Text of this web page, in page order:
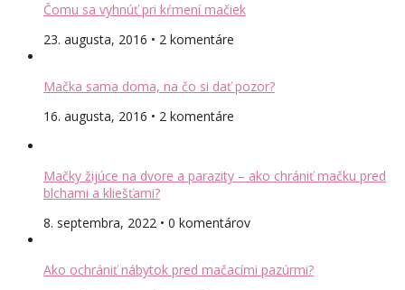
Čomu sa vyhnúť pri kŕmení mačiek
23. augusta, 2016 • 2 komentáre
Mačka sama doma, na čo si dať pozor?
16. augusta, 2016 • 2 komentáre
Mačky žijúce na dvore a parazity – ako chrániť mačku pred
blchami a kliešťami?
8. septembra, 2022 • 0 komentárov
Ako ochrániť nábytok pred mačacími pazúrmi?